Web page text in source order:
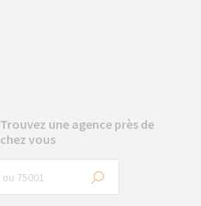
Trouvez une agence près de
chez vous